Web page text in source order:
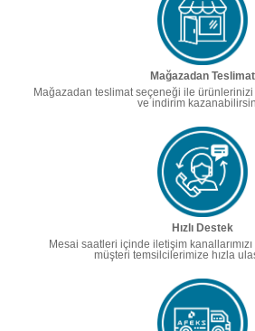
Mağazadan Teslimat
Mağazadan teslimat seçeneği ile ürünlerinizi
ve indirim
Hızlı Destek
Mesai saatleri içinde iletişim
müşteri temsilcilerimize hızla